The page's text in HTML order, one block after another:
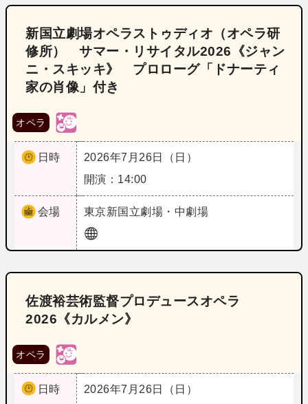
新国立劇場オペラストゥディオ（オペラ研
修所） サマー・リサイタル2026《ジャン
ニ・スキッキ》 プロローグ「ドナーティ
家の肖像」付き
オペラ
日時
2026年7月26日（日）
開演：14:00
会場 東京新国立劇場・中劇場
佐渡裕芸術監督プロデュースオペラ
2026《カルメン》
オペラ
日時
2026年7月26日（日）